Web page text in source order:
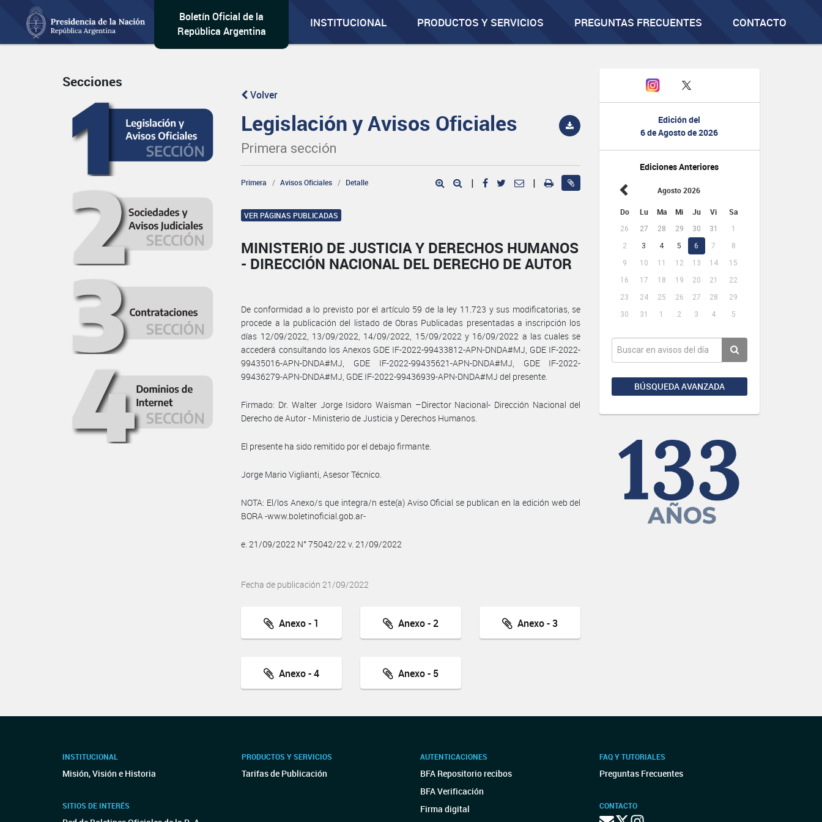
Boletín Oficial de la
República Argentina
INSTITUCIONAL PRODUCTOS Y SERVICIOS PREGUNTAS FRECUENTES CONTACTO
Edición del
6 de Agosto de 2026
Ediciones Anteriores
Agosto 2026
Do Lu Ma Mi Ju Vi Sa
26 27 28 29 30 31
1
2
3 4 5 6 7
8
9
10 11 12 13 14
15
16
17 18 19 20 21
22
23
24 25 26 27 28
29
30
31 1 2 3 4 5
BÚSQUEDA AVANZADA
Secciones
Volver
Legislación y Avisos Oficiales
Primera sección
Primera Avisos Oficiales Detalle | |
VER PÁGINAS PUBLICADAS
MINISTERIO DE JUSTICIA Y DERECHOS HUMANOS
- DIRECCIÓN NACIONAL DEL DERECHO DE AUTOR
De conformidad a lo previsto por el artículo 59 de la ley 11.723 y sus modificatorias, se
procede a la publicación del listado de Obras Publicadas presentadas a inscripción los
días 12/09/2022, 13/09/2022, 14/09/2022, 15/09/2022 y 16/09/2022 a las cuales se
accederá consultando los Anexos GDE IF-2022-99433812-APN-DNDA#MJ, GDE IF-2022-
99435016-APN-DNDA#MJ, GDE IF-2022-99435621-APN-DNDA#MJ, GDE IF-2022-
99436279-APN-DNDA#MJ, GDE IF-2022-99436939-APN-DNDA#MJ del presente.
Firmado: Dr. Walter Jorge Isidoro Waisman –Director Nacional- Dirección Nacional del
Derecho de Autor - Ministerio de Justicia y Derechos Humanos.
El presente ha sido remitido por el debajo firmante.
Jorge Mario Viglianti, Asesor Técnico.
NOTA: El/los Anexo/s que integra/n este(a) Aviso Oficial se publican en la edición web del
BORA -www.boletinoficial.gob.ar-
e. 21/09/2022 N° 75042/22 v. 21/09/2022
Fecha de publicación 21/09/2022
Anexo - 1 Anexo - 2 Anexo - 3
Anexo - 4 Anexo - 5
INSTITUCIONAL
Misión, Visión e Historia
SITIOS DE INTERÉS
PRODUCTOS Y SERVICIOS
Tarifas de Publicación
AUTENTICACIONES
BFA Repositorio recibos
BFA Verificación
Firma digital
FAQ Y TUTORIALES
Preguntas Frecuentes
CONTACTO